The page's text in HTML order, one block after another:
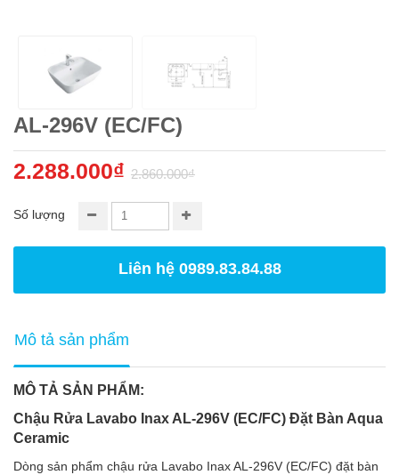
AL-296V (EC/FC)
2.288.000₫ 2.860.000₫
Số lượng
Liên hệ 0989.83.84.88
Mô tả sản phẩm
MÔ TẢ SẢN PHẨM:
Chậu Rửa Lavabo Inax AL-296V (EC/FC) Đặt Bàn Aqua
Ceramic
Dòng sản phẩm chậu rửa Lavabo Inax AL-296V (EC/FC) đặt bàn